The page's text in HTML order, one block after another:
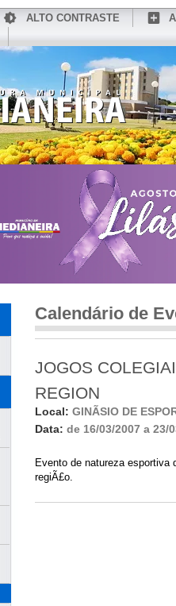
ALTO CONTRASTE
CONHEÇA MEDIANEIRA
Calendário de
JOGOS
REGION
Local: GINÃSIO DE
Data: de 16/03/2007 a 23/
Evento de natureza esportiva
regiÃ£o.